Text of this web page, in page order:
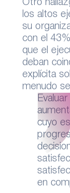
Otro
los altos
su
con el
que el
deban
explícita
menudo
cuyo
en